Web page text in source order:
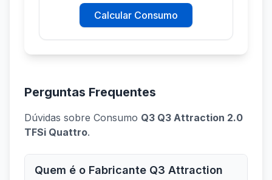
Calcular Consumo
Perguntas Frequentes
Dúvidas sobre Consumo Q3 Q3 Attraction 2.0
TFSi Quattro.
Quem é o Fabricante Q3 Attraction